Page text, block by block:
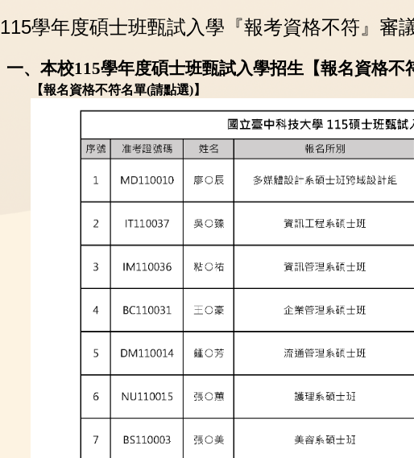
115學年度碩士班甄試入學『報考資格不符』審
一、 本校115學年度碩士班甄試入學招生【報名資格不
【報名資格不符名單(請點選)】